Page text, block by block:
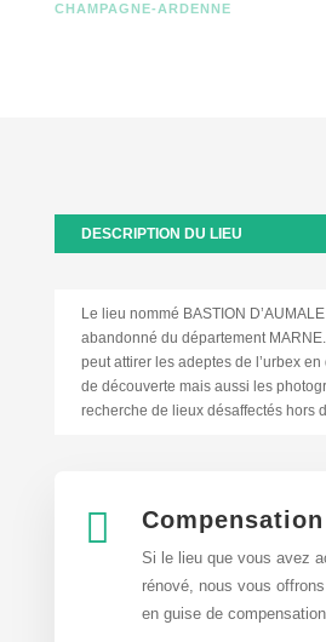
CHAMPAGNE-ARDENNE
DESCRIPTION DU LIEU
Le lieu nommé BASTION
abandonné du département
peut attirer les adeptes de l’urbex en
de découverte mais aussi les
recherche de lieux désaffectés hors
 Compensation
Si le lieu que vous avez
rénové, nous vous
en guise de